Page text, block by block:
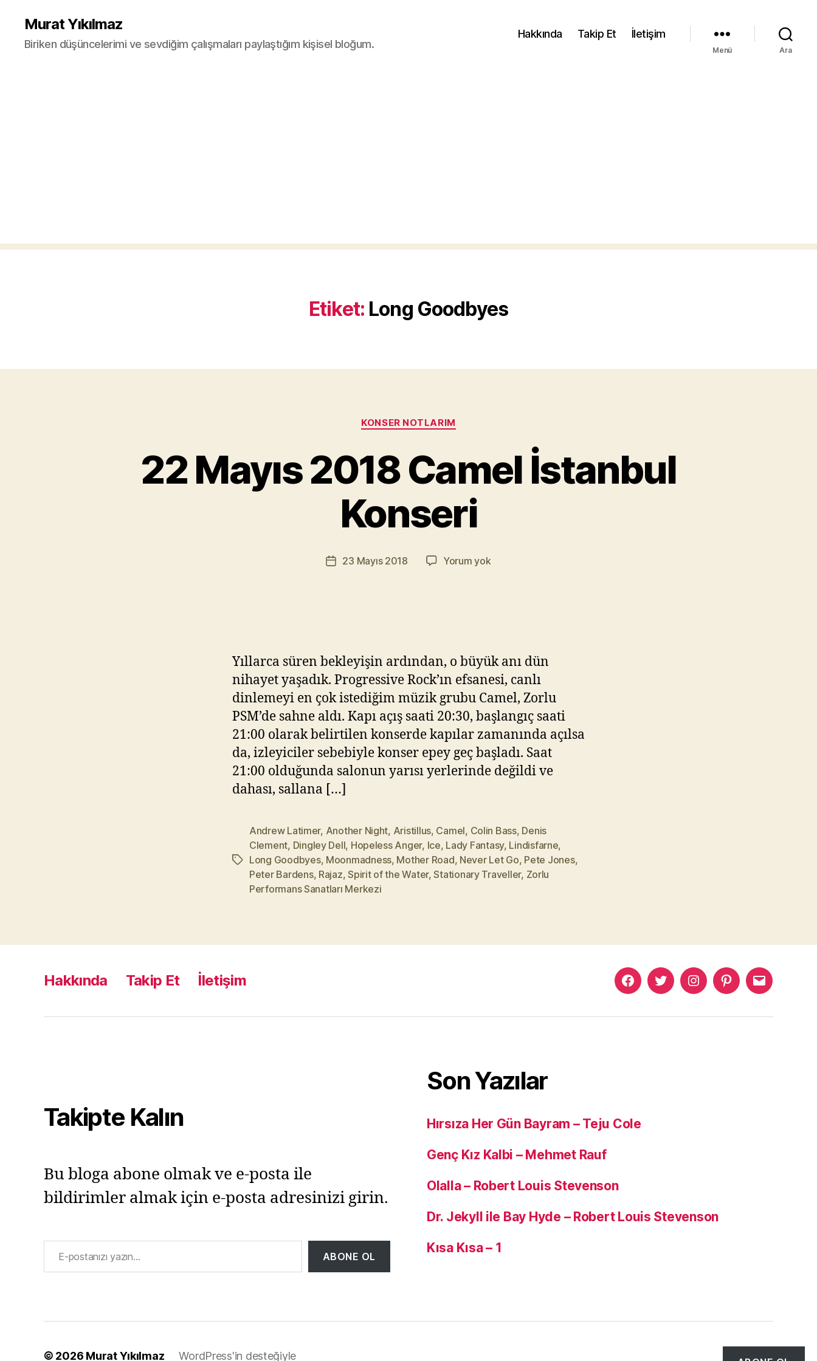
Murat Yıkılmaz
Biriken düşüncelerimi ve sevdiğim çalışmaları paylaştığım kişisel bloğum.
Hakkında Takip Et İletişim
Menü Ara
Etiket: Long Goodbyes
Kategoriler
KONSER NOTLARIM
22 Mayıs 2018 Camel İstanbul
Konseri
Yazının
yazarı
z
M
u
a
z
Yazı23 Mayıs 2018 Yorum yok22
Yıllarca süren bekleyişin ardından, o büyük anı dün
nihayet yaşadık. Progressive Rock’ın efsanesi, canlı
dinlemeyi en çok istediğim müzik grubu Camel, Zorlu
PSM’de sahne aldı. Kapı açış saati 20:30, başlangıç saati
21:00 olarak belirtilen konserde kapılar zamanında açılsa
da, izleyiciler sebebiyle konser epey geç başladı. Saat
21:00 olduğunda salonun yarısı yerlerinde değildi ve
dahası, sallana […]
Etiketler
Andrew Latimer, Another Night, Aristillus, Camel, Colin Bass, Denis
Clement, Dingley Dell, Hopeless Anger, Ice, Lady Fantasy, Lindisfarne,
Long Goodbyes, Moonmadness, Mother Road, Never Let Go, Pete Jones,
Peter Bardens, Rajaz,Spirit of the Water,Stationary Traveller, Zorlu
Performans Sanatları Merkezi
Hakkında Takip Et İletişim
Murat
Facebook
Murat
Twitter
Murat
Instagram
PinterestMurat
Mail
Takipte Kalın
Bu bloga abone olmak ve e-posta ile
bildirimler almak için e-posta adresinizi girin.
E-postanızı yazın…
ABONE OL
Son Yazılar
Hırsıza Her Gün Bayram – Teju Cole
Genç Kız Kalbi – Mehmet Rauf
Olalla – Robert Louis Stevenson
Dr. Jekyll ile Bay Hyde – Robert Louis Stevenson
Kısa Kısa – 1
© 2026 Murat Yıkılmaz WordPress'in desteğiyle Tepe↑